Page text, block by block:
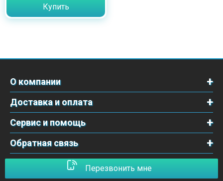
Купить
О компании
Доставка и оплата
Сервис и помощь
Обратная связь
Перезвонить мне